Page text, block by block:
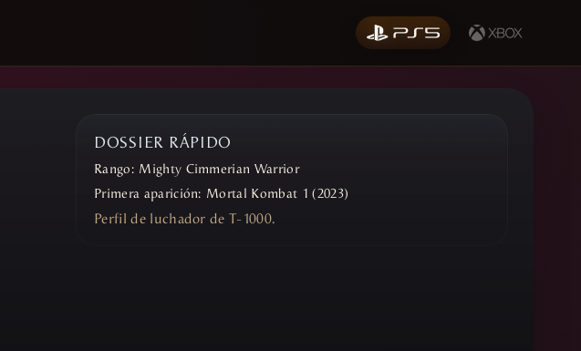
DOSSIER RÁPIDO
Rango: Mighty Cimmerian Warrior
Primera aparición: Mortal Kombat 1 (2023)
Perfil de luchador de T-1000.